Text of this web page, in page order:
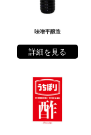
味噌平醸造
詳細を見る